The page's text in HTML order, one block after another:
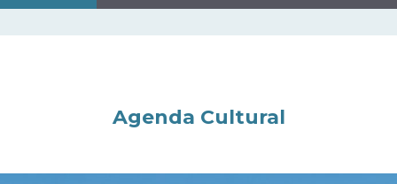
Agenda Cultural